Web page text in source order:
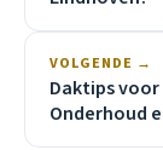
VOLGENDE →
Daktips
Onderhoud